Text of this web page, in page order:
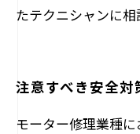
たテクニシャンに相
注意すべき安全対
モーター修理業種